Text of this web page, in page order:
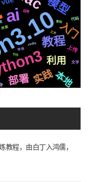
ai
教程
模型
部署
利用
实践
入门
本地
上传
代码
文字
并发
应用
TTS
平台
redis
三方
复刻
Tornado
教程，由白丁入鸿儒，